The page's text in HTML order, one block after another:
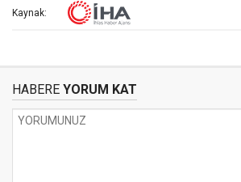
Kaynak:
HABERE YORUM KAT